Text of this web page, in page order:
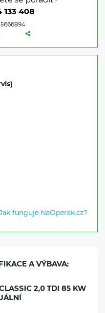
133 408
5666894
funguje NaOperak.cz?
A VÝBAVA:
2,0 TDI 85 KW